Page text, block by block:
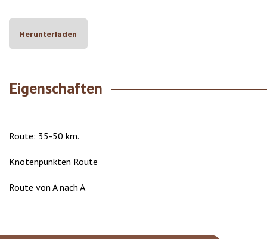
Herunterladen
Eigenschaften
Route: 35-50 km.
Knotenpunkten Route
Route von A nach A